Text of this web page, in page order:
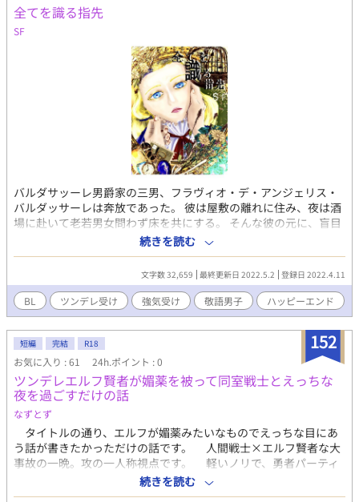
全てを識る指先
SF
バルダサッーレ男爵家の三男、フラヴィオ・デ・アンジェリス・
バルダッサーレは奔放であった。 彼は屋敷の離れに住み、夜は酒
場に赴いて老若男女問わず床を共にする。 そんな彼の元に、盲目
の彫刻家・セシリオがモデルになって欲しいと訪れる。 彼は盲目
ゆえ、対象に触れないと作品を作れない。 「ーーーさあ、服を脱
いで」 謎めいた芸術家×強気美少年の耽美な香りが漂うBL。 ※
そらの茜さんのイラストからお話を書く遊びから生まれたお話。
茜さんありがとうございました♡ ※一部無理矢理セッな表現、
NTR要素(本番なし)がありますのでご注意ください。
続きを読む
文字数 32,659 最終更新日 2022.5.2 登録日 2022.4.11
BL ツンデレ受け 強気受け 敬語男子 ハッピーエンド
152
短編 完結 R18
お気に入り : 61 24h.ポイント : 0
ツンデレエルフ賢者が媚薬を被って同室戦士とえっちな
夜を過ごすだけの話
なずとず
タイトルの通り、エルフが媚薬みたいなものでえっちな目にあ
う話が書きたかっただけの話です。 人間戦士×エルフ賢者な大
事故の一晩。攻の一人称視点です。 軽いノリで、勇者パーティ
ーとか魔王退治とかそんな話も出てくることには出ますが、メイ
ンはエルフが媚薬でえっちな目にあうことです。よろしくお願い
続きを読む